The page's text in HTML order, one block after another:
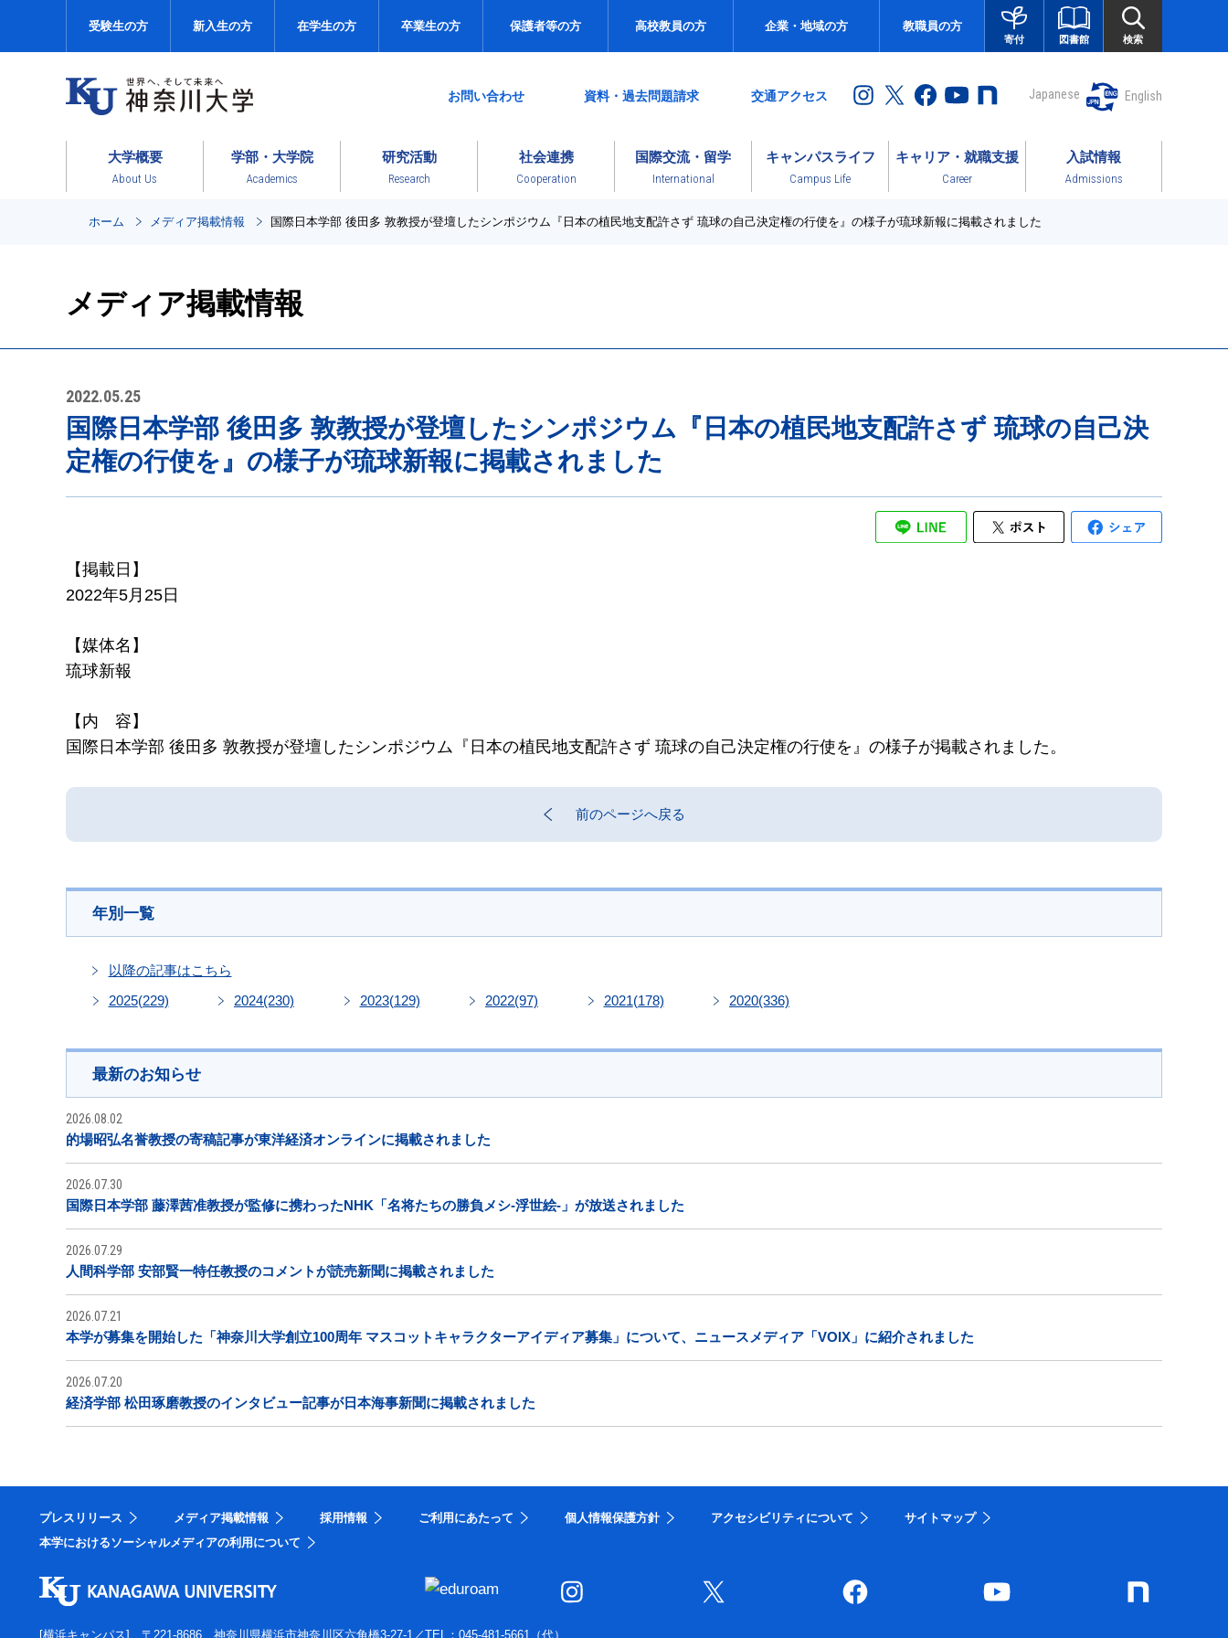
受験生の方 新入生の方 在学生の方 卒業生の方 保護者等の方 高校教員の方 企業・地域の方 教職員の方
寄付 図書館 検索
お問い合わせ 資料・過去問題請求 交通アクセス Japanese English
大学概要
About Us
学部・大学院
Academics
研究活動
Research
社会連携
Cooperation
国際交流・留学
International
キャンパスライフ
Campus Life
キャリア・就職支援
Career
入試情報
Admissions
ホーム メディア掲載情報 国際日本学部 後田多 敦教授が登壇したシンポジウム『日本の植民地支配許さず 琉球の自己決定権の行使を』の様子が琉球新報に掲載されました
メディア掲載情報
2022.05.25
国際日本学部 後田多 敦教授が登壇したシンポジウム『日本の植民地支配許さず 琉球の自己決
定権の行使を』の様子が琉球新報に掲載されました
【掲載日】
2022年5月25日
【媒体名】
琉球新報
【内 容】
国際日本学部 後田多 敦教授が登壇したシンポジウム『日本の植民地支配許さず 琉球の自己決定権の行使を』の様子が掲載されました。
前のページへ戻る
年別一覧
以降の記事はこちら
2025(229) 2024(230) 2023(129) 2022(97) 2021(178) 2020(336)
最新のお知らせ
2026.08.02
的場昭弘名誉教授の寄稿記事が東洋経済オンラインに掲載されました
2026.07.30
国際日本学部 藤澤茜准教授が監修に携わったNHK「名将たちの勝負メシ-浮世絵-」が放送されました
2026.07.29
人間科学部 安部賢一特任教授のコメントが読売新聞に掲載されました
2026.07.21
本学が募集を開始した「神奈川大学創立100周年 マスコットキャラクターアイディア募集」について、ニュースメディア「VOIX」に紹介されました
2026.07.20
経済学部 松田琢磨教授のインタビュー記事が日本海事新聞に掲載されました
プレスリリース メディア掲載情報 採用情報 ご利用にあたって 個人情報保護方針 アクセシビリティについて
サイトマップ
本学におけるソーシャルメディアの利用について
[横浜キャンパス] 〒221-8686 神奈川県横浜市神奈川区六角橋3-27-1 ／TEL：045-481-5661（代）